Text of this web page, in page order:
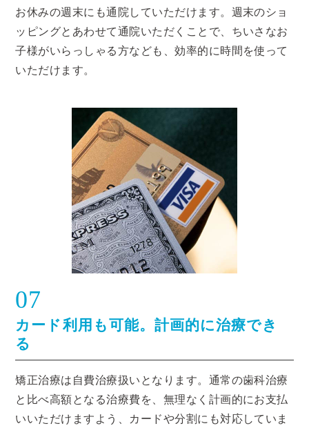
お休みの週末にも通院していただけます。週末のショ
ッピングとあわせて通院いただくことで、ちいさなお
子様がいらっしゃる方なども、効率的に時間を使って
いただけます。
07
カード利用も可能。計画的に治療でき
る
矯正治療は自費治療扱いとなります。通常の歯科治療
と比べ高額となる治療費を、無理なく計画的にお支払
いいただけますよう、カードや分割にも対応していま